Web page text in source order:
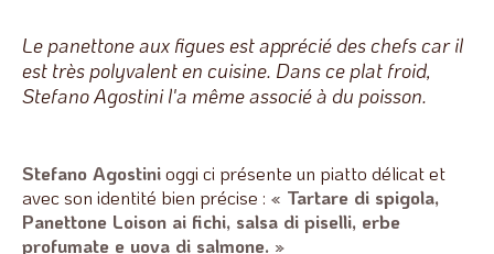
Le panettone aux figues est apprécié des chefs car il
est très polyvalent en cuisine. Dans ce plat froid,
Stefano Agostini l'a même associé à du poisson.
Stefano Agostinioggi ci présente un piatto délicat et
avec son identité bien précise : « Tartare di spigola,
Panettone Loison ai fichi, salsa di piselli, erbe
profumate e uova di salmone. »